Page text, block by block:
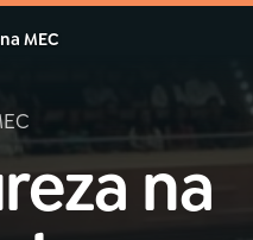
Buscar
MEC
na